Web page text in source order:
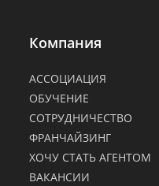
Компания
АССОЦИАЦИЯ
ОБУЧЕНИЕ
СОТРУДНИЧЕСТВО
ФРАНЧАЙЗИНГ
ХОЧУ СТАТЬ АГЕНТОМ
ВАКАНСИИ